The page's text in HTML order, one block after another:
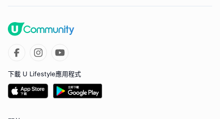
下載 U Lifestyle應用程式